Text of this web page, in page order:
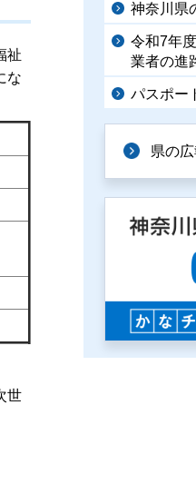
祉
な
世
神奈川県
令和7年
業者の進
パスポー
県の広